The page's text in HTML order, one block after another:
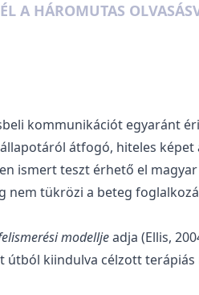
A HÁROMUTAS
kommunikációt egyaránt
átfogó, hiteles képet
ismert teszt érhető el
nem tükrözi a beteg
modelljeadja (Ellis,
kiindulva célzott